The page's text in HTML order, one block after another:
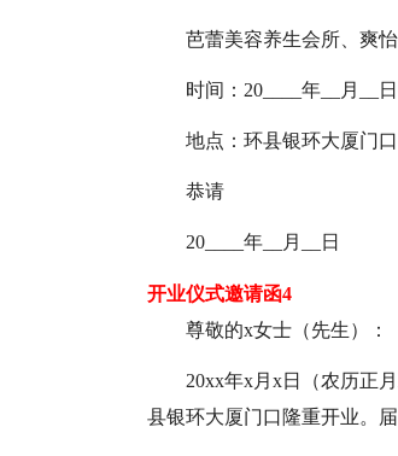
芭蕾美容养生会所、爽
时间：20____年__月__
地点：环县银环大厦门口
恭请
20____年__月__日
开业仪式邀请函4
尊敬的x女士（先生）：
20xx年x月x日（农历正
县银环大厦门口隆重开业。